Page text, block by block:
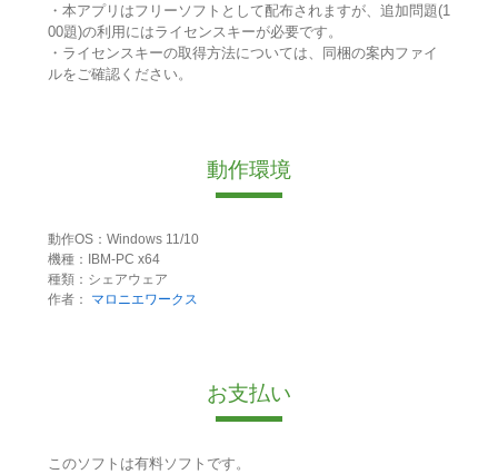
・本アプリはフリーソフトとして配布されますが、追加問題(1
00題)の利用にはライセンスキーが必要です。
・ライセンスキーの取得方法については、同梱の案内ファイ
ルをご確認ください。
動作環境
動作OS：Windows 11/10
機種：IBM-PC x64
種類：シェアウェア
作者：
マロニエワークス
お支払い
このソフトは有料ソフトです。